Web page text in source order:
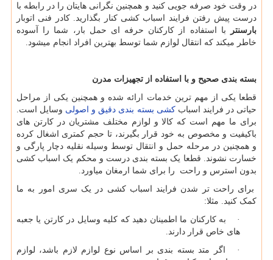
در وقت خود صرفه جویی کنید و همچنین نگرانی هایتان را در رابطه با
درست پیش رفتن فرایند اسباب کشی کنار بگذارید. کادر فنی اتوبار
بارسنتر با استفاده از کارکنان حرفه ای حمل بار، شما را آسوده
خاطر میکند که انتقال لوازم شما توسط بهترین افراد انجام میشود.
بسته بندی صحیح و با استفاده از تجهیزات مدرن
قطعا یکی از مهم ترین خدمات ارائه شده و همچنین یکی از مراحل
حیاتی در فرایند اسبابکشی بسته بندی دقیق و اصولی وسایل است.
برای ما مهم است که کالا و لوازم مختلف مشتریان در کارتن های
باکیفیت و مخصوص به خود قرار بگیرند، تا حجم کمتری اشغال کرده
و همچنین در مرحله حمل و انتقال توسط وسیله نقلیه دچار پارگی و
خسارت نشوند. قطعا یک بسته بندی درست و محکم یک اسباب کشی
بدون استرس و راحت را برای شما ارمغان میاورد.
برای راحت تر شدن فرایند اسباب کشی در یک سری امور به ما
کمک کنید. مثلا:
· به کارکنان ما اطمینان دهید که کلیه وسایل در کارتن یا جعبه
های خاص قرار دارند.
· اگر متد بسته بندی بر اساس نوع لوازم لازم باشد، لوازم